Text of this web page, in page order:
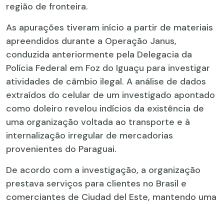
região de fronteira.
As apurações tiveram início a partir de materiais
apreendidos durante a Operação Janus,
conduzida anteriormente pela Delegacia da
Polícia Federal em Foz do Iguaçu para investigar
atividades de câmbio ilegal. A análise de dados
extraídos do celular de um investigado apontado
como doleiro revelou indícios da existência de
uma organização voltada ao transporte e à
internalização irregular de mercadorias
provenientes do Paraguai.
De acordo com a investigação, a organização
prestava serviços para clientes no Brasil e
comerciantes de Ciudad del Este, mantendo uma